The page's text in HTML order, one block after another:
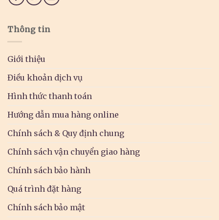
Thông tin
Giới thiệu
Điều khoản dịch vụ
Hình thức thanh toán
Hướng dẫn mua hàng online
Chính sách & Quy định chung
Chính sách vận chuyển giao hàng
Chính sách bảo hành
Quá trình đặt hàng
Chính sách bảo mật